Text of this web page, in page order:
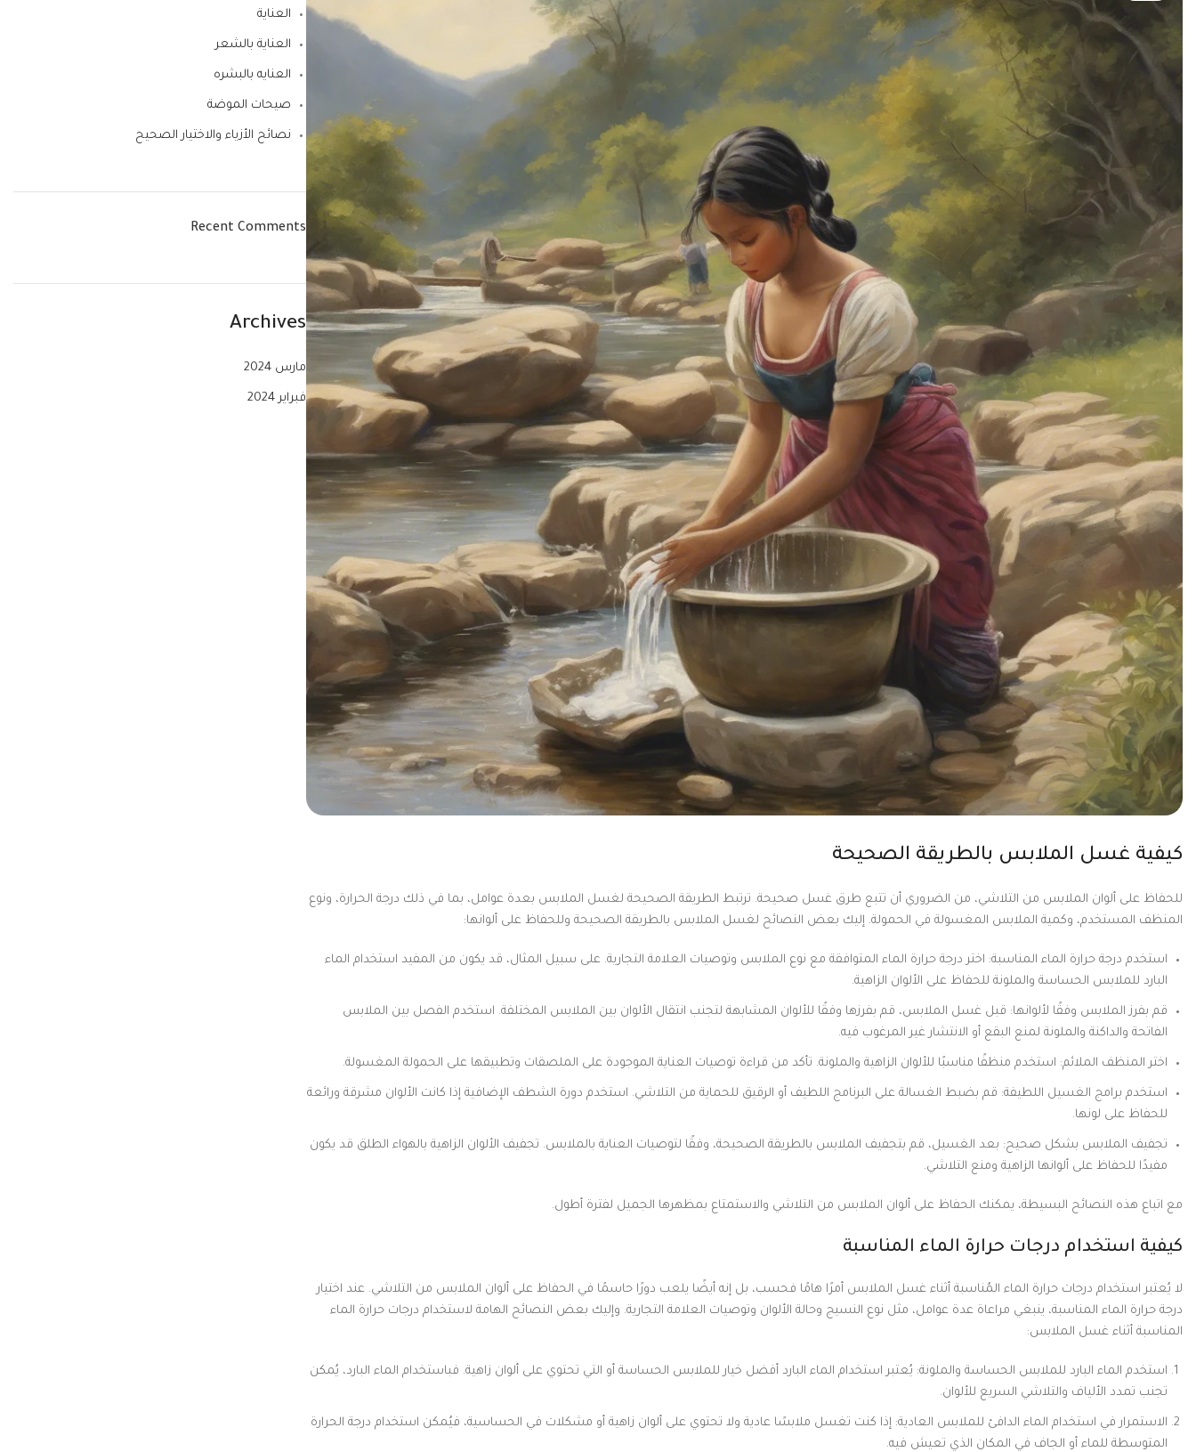
فستان
كاردى
كيفية غسل الملابس بالطريقة الصحيحة
للحفاظ على ألوان الملابس من التلاشي، من الضروري أن تتبع طرق غسل صحيحة. ترتبط الطريقة الصحيحة لغسل الملابس بعدة عوامل، بما في ذلك درجة الحرارة، ونوع
المنظف المستخدم، وكمية الملابس المغسولة في الحمولة. إليك بعض النصائح لغسل الملابس بالطريقة الصحيحة وللحفاظ على ألوانها:
استخدم درجة حرارة الماء المناسبة: اختر درجة حرارة الماء المتوافقة مع نوع الملابس وتوصيات العلامة التجارية. على سبيل المثال، قد يكون من المفيد استخدام الماء
البارد للملابس الحساسة والملونة للحفاظ على الألوان الزاهية.
قم بفرز الملابس وفقًا لألوانها: قبل غسل الملابس، قم بفرزها وفقًا للألوان المشابهة لتجنب انتقال الألوان بين الملابس المختلفة. استخدم الفصل بين الملابس
الفاتحة والداكنة والملونة لمنع البقع أو الانتشار غير المرغوب فيه.
اختر المنظف الملائم: استخدم منظفًا مناسبًا للألوان الزاهية والملونة. تأكد من قراءة توصيات العناية الموجودة على الملصقات وتطبيقها على الحمولة المغسولة.
استخدم برامج الغسيل اللطيفة: قم بضبط الغسالة على البرنامج اللطيف أو الرقيق للحماية من التلاشي. استخدم دورة الشطف الإضافية إذا كانت الألوان مشرقة ورائعة
للحفاظ على لونها.
تجفيف الملابس بشكل صحيح: بعد الغسيل، قم بتجفيف الملابس بالطريقة الصحيحة، وفقًا لتوصيات العناية بالملابس. تجفيف الألوان الزاهية بالهواء الطلق قد يكون
مفيدًا للحفاظ على ألوانها الزاهية ومنع التلاشي.
مع اتباع هذه النصائح البسيطة، يمكنك الحفاظ على ألوان الملابس من التلاشي والاستمتاع بمظهرها الجميل لفترة أطول.
كيفية استخدام درجات حرارة الماء المناسبة
لا يُعتبر استخدام درجات حرارة الماء المُناسبة أثناء غسل الملابس أمرًا هامًا فحسب، بل إنه أيضًا يلعب دورًا حاسمًا في الحفاظ على ألوان الملابس من التلاشي. عند اختيار
درجة حرارة الماء المناسبة، ينبغي مراعاة عدة عوامل، مثل نوع النسيج وحالة الألوان وتوصيات العلامة التجارية. وإليك بعض النصائح الهامة لاستخدام درجات حرارة الماء
المناسبة أثناء غسل الملابس:
استخدم الماء البارد للملابس الحساسة والملونة: يُعتبر استخدام الماء البارد أفضل خيار للملابس الحساسة أو التي تحتوي على ألوان زاهية. فباستخدام الماء البارد، يُمكن
تجنب تمدد الألياف والتلاشي السريع للألوان.
الاستمرار في استخدام الماء الدافئ للملابس العادية: إذا كنت تغسل ملابسًا عادية ولا تحتوي على ألوان زاهية أو مشكلات في الحساسية، فيُمكن استخدام درجة الحرارة
المتوسطة للماء أو الجاف في المكان الذي تعيش فيه.
العناية
العناية بالشعر
العنايه بالبشره
صيحات الموضة
نصائح الأزياء والاختيار الصحيح
Recent Comments
Archives
مارس 2024
فبراير 2024